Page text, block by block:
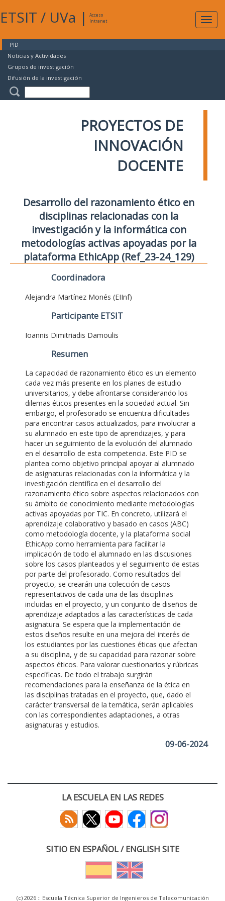
ETSIT / UVa |
Acceso
Intranet
PID
Noticias y Actividades
Grupos de investigación
Difusión de la investigación
PROYECTOS DE
INNOVACIÓN
DOCENTE
Desarrollo del razonamiento ético en
disciplinas relacionadas con la
investigación y la informática con
metodologías activas apoyadas por la
plataforma EthicApp (Ref_23-24_129)
Coordinadora
Alejandra Martínez Monés (EIInf)
Participante ETSIT
Ioannis Dimitriadis Damoulis
Resumen
La capacidad de razonamiento ético es un elemento
cada vez más presente en los planes de estudio
universitarios, y debe afrontarse considerando los
dilemas éticos presentes en la sociedad actual. Sin
embargo, el profesorado se encuentra dificultades
para encontrar casos actualizados, para involucrar a
su alumnado en este tipo de aprendizajes, y para
hacer un seguimiento de la evolución del alumnado
en el desarrollo de esta competencia. Este PID se
plantea como objetivo principal apoyar al alumnado
de asignaturas relacionadas con la informática y la
investigación científica en el desarrollo del
razonamiento ético sobre aspectos relacionados con
su ámbito de conocimiento mediante metodologías
activas apoyadas por TIC. En concreto, utilizará el
aprendizaje colaborativo y basado en casos (ABC)
como metodología docente, y la plataforma social
EthicApp como herramienta para facilitar la
implicación de todo el alumnado en las discusiones
sobre los casos planteados y el seguimiento de estas
por parte del profesorado. Como resultados del
proyecto, se crearán una colección de casos
representativos de cada una de las disciplinas
incluidas en el proyecto, y un conjunto de diseños de
aprendizaje adaptados a las características de cada
asignatura. Se espera que la implementación de
estos diseños resulte en una mejora del interés de
los estudiantes por las cuestiones éticas que afectan
a su disciplina, y de su capacidad para razonar sobre
aspectos éticos. Para valorar cuestionarios y rúbricas
específicas. De todo el trabajo surgirán
recomendaciones para la enseñanza de la ética en
las disciplinas tratadas en el proyecto, que, dado el
carácter transversal de la temática, serán aplicables
con las correspondientes adaptaciones, a otras
asignaturas y estudios.
09-06-2024
LA ESCUELA EN LAS REDES
SITIO EN ESPAÑOL / ENGLISH SITE
(c) 2026 :: Escuela Técnica Superior de Ingenieros de Telecomunicación